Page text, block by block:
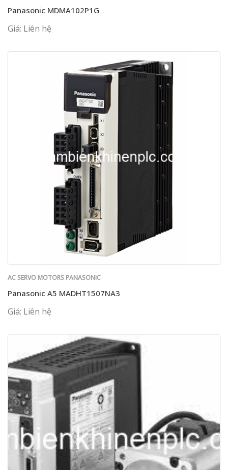
Panasonic MDMA102P1G
Giá: Liên hệ
AC SERVO MOTORS PANASONIC
Panasonic A5 MADHT1507NA3
Giá: Liên hệ